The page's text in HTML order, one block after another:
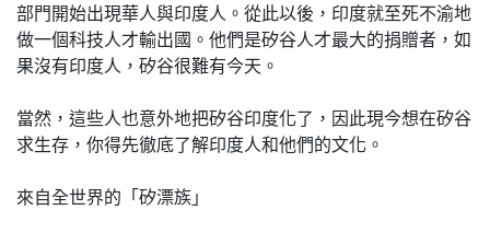
部門開始出現華人與印度人。從此以後，印度就至死不渝地
做一個科技人才輸出國。他們是矽谷人才最大的捐贈者，如
果沒有印度人，矽谷很難有今天。
當然，這些人也意外地把矽谷印度化了，因此現今想在矽谷
求生存，你得先徹底了解印度人和他們的文化。
來自全世界的「矽漂族」